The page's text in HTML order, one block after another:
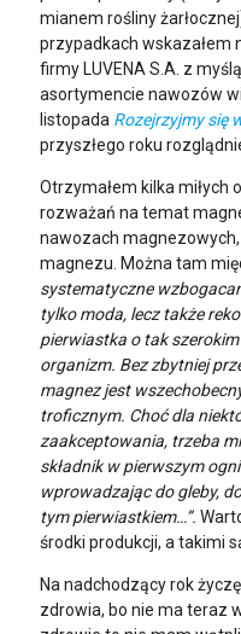
mianem rośliny
przypadkach wskazałem
firmy LUVENA S.A. z
asortymencie nawozów
listopada Rozejrzyjmy się
przyszłego roku
Otrzymałem kilka miłych
rozważań na temat
nawozach
magnezu. Można tam
systematyczne
tylko moda, lecz także
pierwiastka o tak
organizm. Bez zbytniej
magnez jest
troficznym. Choć dla
zaakceptowania, trzeba
składnik w pierwszym
wprowadzając do gleby,
tym pierwiastkiem…”.
środki produkcji, a takimi
Na nadchodzący rok
zdrowia, bo nie ma teraz